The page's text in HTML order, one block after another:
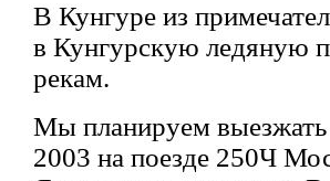
В Кунгуре из
в Кунгурскую ледяную
рекам.
Мы планируем
2003 на поезде 250Ч